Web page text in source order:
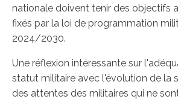
nationale doivent tenir des objectifs
fixés par la loi de programmation
2024/2030.
Une réflexion intéressante sur
statut militaire avec l'évolution de la
des attentes des militaires qui ne